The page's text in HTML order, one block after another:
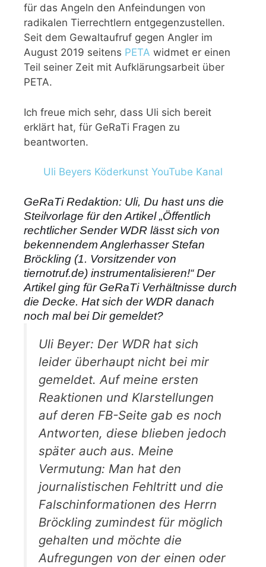
für das Angeln den Anfeindungen von
radikalen Tierrechtlern entgegenzustellen.
Seit dem Gewaltaufruf gegen Angler im
August 2019 seitens PETA widmet er einen
Teil seiner Zeit mit Aufklärungsarbeit über
PETA.
Ich freue mich sehr, dass Uli sich bereit
erklärt hat, für GeRaTi Fragen zu
beantworten.
Uli Beyers Köderkunst YouTube Kanal
GeRaTi Redaktion: Uli, Du hast uns die
Steilvorlage für den Artikel „Öffentlich
rechtlicher Sender WDR lässt sich von
bekennendem Anglerhasser Stefan
Bröckling (1. Vorsitzender von
tiernotruf.de) instrumentalisieren!“ Der
Artikel ging für GeRaTi Verhältnisse durch
die Decke. Hat sich der WDR danach
noch mal bei Dir gemeldet?
Uli Beyer: Der WDR hat sich
leider überhaupt nicht bei mir
gemeldet. Auf meine ersten
Reaktionen und Klarstellungen
auf deren FB-Seite gab es noch
Antworten, diese blieben jedoch
später auch aus. Meine
Vermutung: Man hat den
journalistischen Fehltritt und die
Falschinformationen des Herrn
Bröckling zumindest für möglich
gehalten und möchte die
Aufregungen von der einen oder